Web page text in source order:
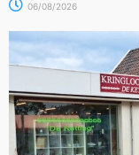
06/08/2026